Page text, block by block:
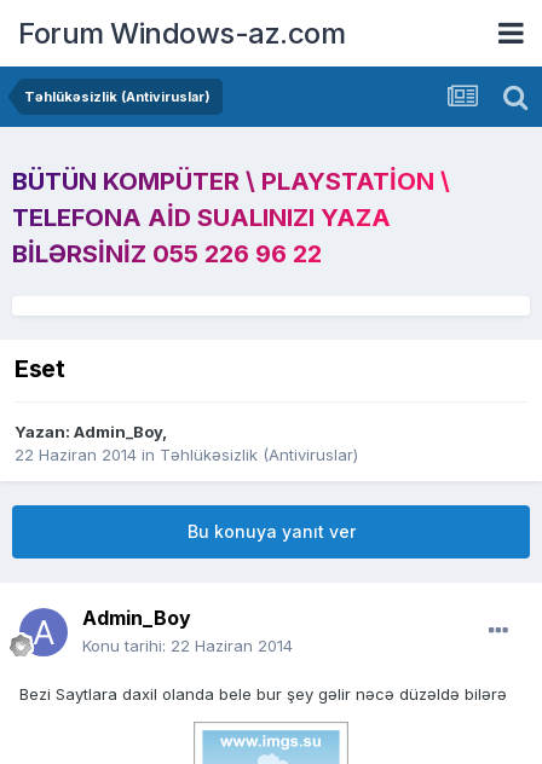
Forum Windows-az.com
Təhlükəsizlik (Antiviruslar)
BÜTÜN KOMPÜTER \ PLAYSTATION \
TELEFONA AID SUALINIZI YAZA
BILƏRSINIZ 055 226 96 22
Eset
Yazan: Admin_Boy,
22 Haziran 2014 in Təhlükəsizlik (Antiviruslar)
Bu konuya yanıt ver
Admin_Boy
Konu tarihi: 22 Haziran 2014
Bezi Saytlara daxil olanda bele bur şey gəlir nəcə düzəldə bilərə